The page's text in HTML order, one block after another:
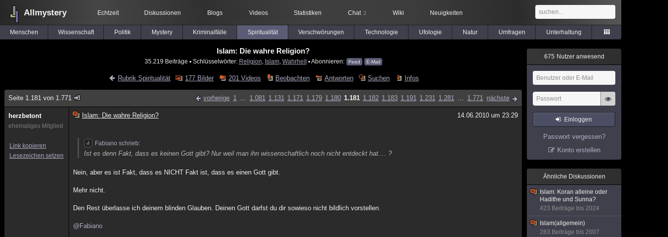
Allmystery Echtzeit Diskussionen Blogs Videos Statistiken Chat 2 Wiki Neuigkeiten
Menschen Wissenschaft Politik Mystery Kriminalfälle Spiritualität Verschwörungen Technologie Ufologie Natur Umfragen Unterhaltung
Islam: Die wahre Religion?
35.219 Beiträge ▪ Schlüsselwörter: Religion Islam, Wahrheit▪ Abonnieren: Feed E-Mail
Rubrik Spiritualität 177 Bilder 201 Videos Beobachten Antworten Suchen Infos
Seite 1.181 von 1.771 vorherige 1 ... 1.081 1.131 1.171 1.179 1.180 1.181 1.182 1.183 1.191 1.231 1.281 ... 1.771 nächste
herzbetont
ehemaliges Mitglied
Link kopieren
Lesezeichen setzen
Islam: Die wahre Religion? 14.06.2010 um 23:29
Fabiano schrieb:
Ist es denn Fakt, dass es keinen Gott gibt? Nur weil man ihn wissenschaftlich noch nicht entdeckt hat.... ?
Nein, aber es ist Fakt, dass es NICHT Fakt ist, dass es einen Gott gibt.
Mehr nicht.
Den Rest überlasse ich deinem blinden Glauben. Deinen Gott darfst du dir sowieso nicht bildlich vorstellen.
@Fabiano
675 Nutzer anwesend
Einloggen
Passwort vergessen?
Konto erstellen
Ähnliche Diskussionen
Islam: Koran alleine oder
Hadithe und Sunna?
423 Beiträge bis 2024
Islam(allgemein)
283 Beiträge bis 2007